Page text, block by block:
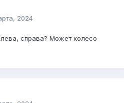
2024
справа? Может колесо